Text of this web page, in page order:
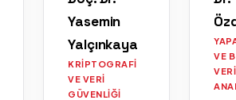
Yasemin
Yalçınkaya
KRIPTOGRAFI
VE VERI
GÜVENLIĞI
VE
VERI